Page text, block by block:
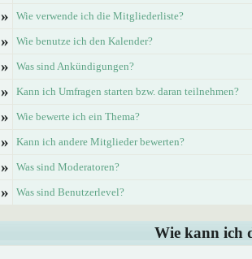
» Wie verwende ich die Mitgliederliste?
» Wie benutze ich den Kalender?
» Was sind Ankündigungen?
» Kann ich Umfragen starten bzw. daran teilnehmen?
» Wie bewerte ich ein Thema?
» Kann ich andere Mitglieder bewerten?
» Was sind Moderatoren?
» Was sind Benutzerlevel?
Wie kann ich